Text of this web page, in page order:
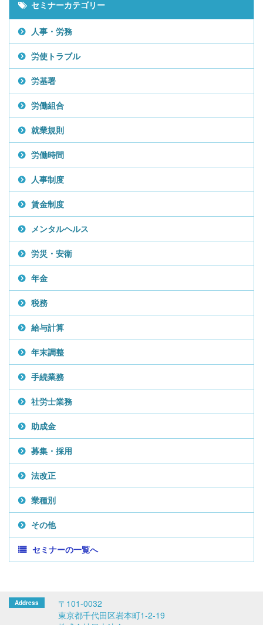
セミナーカテゴリー
人事・労務
労使トラブル
労基署
労働組合
就業規則
労働時間
人事制度
賃金制度
メンタルヘルス
労災・安衛
年金
税務
給与計算
年末調整
手続業務
社労士業務
助成金
募集・採用
法改正
業種別
その他
セミナーの一覧へ
〒101-0032
東京都千代田区岩本町1-2-19